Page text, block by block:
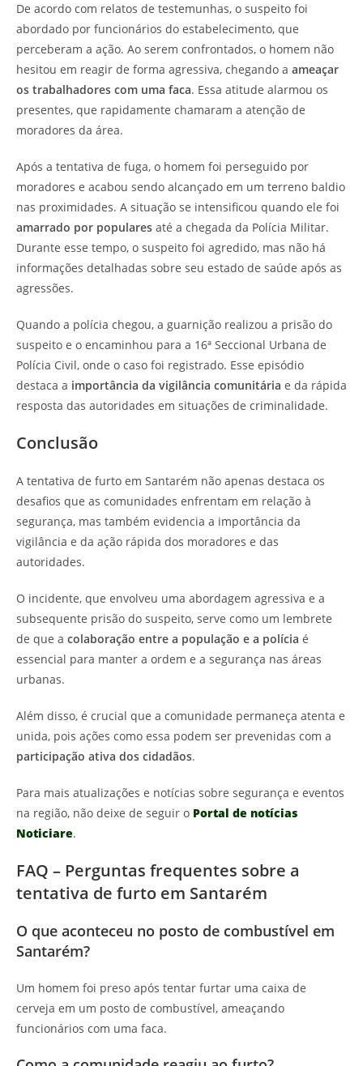
De acordo com relatos de testemunhas, o suspeito foi
abordado por funcionários do estabelecimento, que
perceberam a ação. Ao serem confrontados, o homem não
hesitou em reagir de forma agressiva, chegando a ameaçar
os trabalhadores com uma faca. Essa atitude alarmou os
presentes, que rapidamente chamaram a atenção de
moradores da área.
Após a tentativa de fuga, o homem foi perseguido por
moradores e acabou sendo alcançado em um terreno baldio
nas proximidades. A situação se intensificou quando ele foi
amarrado por populares até a chegada da Polícia Militar.
Durante esse tempo, o suspeito foi agredido, mas não há
informações detalhadas sobre seu estado de saúde após as
agressões.
Quando a polícia chegou, a guarnição realizou a prisão do
suspeito e o encaminhou para a 16ª Seccional Urbana de
Polícia Civil, onde o caso foi registrado. Esse episódio
destaca a importância da vigilância comunitária e da rápida
resposta das autoridades em situações de criminalidade.
Conclusão
A tentativa de furto em Santarém não apenas destaca os
desafios que as comunidades enfrentam em relação à
segurança, mas também evidencia a importância da
vigilância e da ação rápida dos moradores e das
autoridades.
O incidente, que envolveu uma abordagem agressiva e a
subsequente prisão do suspeito, serve como um lembrete
de que a colaboração entre a população e a polícia é
essencial para manter a ordem e a segurança nas áreas
urbanas.
Além disso, é crucial que a comunidade permaneça atenta e
unida, pois ações como essa podem ser prevenidas com a
participação ativa dos cidadãos.
Para mais atualizações e notícias sobre segurança e eventos
na região, não deixe de seguir o Portal de notícias
Noticiare.
FAQ – Perguntas frequentes sobre a
tentativa de furto em Santarém
O que aconteceu no posto de combustível em
Santarém?
Um homem foi preso após tentar furtar uma caixa de
cerveja em um posto de combustível, ameaçando
funcionários com uma faca.